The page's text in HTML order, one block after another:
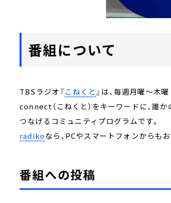
番組について
TBSラジオ『こねくと 』は、毎週月曜～木
connect（こねくと）をキーワードに、誰か
つなげるコミュニティプログラムです。
radikoなら、PCやスマートフォンからも
番組への投稿